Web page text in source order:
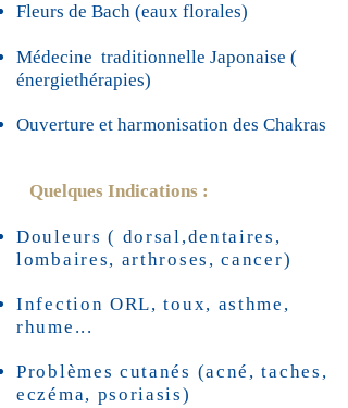
Fleurs de Bach (eaux florales)
Médecine traditionnelle Japonaise (
énergiethérapies)
Ouverture et harmonisation des Chakras
Quelques Indications :
Douleurs ( dorsal,dentaires,
lombaires, arthroses, cancer)
Infection ORL, toux, asthme,
rhume...
Problèmes cutanés (acné, taches,
eczéma, psoriasis)